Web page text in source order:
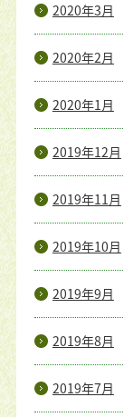
2020年3月
2020年2月
2020年1月
2019年12月
2019年11月
2019年10月
2019年9月
2019年8月
2019年7月